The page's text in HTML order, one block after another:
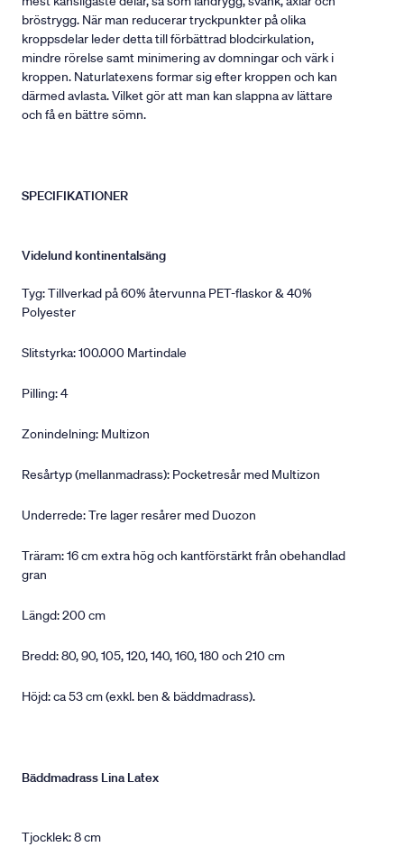
bröstrygg. När man reducerar tryckpunkter på olika
kroppsdelar leder detta till förbättrad blodcirkulation,
mindre rörelse samt minimering av domningar och värk i
kroppen. Naturlatexens formar sig efter kroppen och kan
därmed avlasta. Vilket gör att man kan slappna av lättare
och få en bättre sömn.
SPECIFIKATIONER
Videlund kontinentalsäng
Tyg: Tillverkad på 60% återvunna PET-flaskor & 40%
Polyester
Slitstyrka: 100.000 Martindale
Pilling: 4
Zonindelning: Multizon
Resårtyp (mellanmadrass): Pocketresår med Multizon
Underrede: Tre lager resårer med Duozon
Träram: 16 cm extra hög och kantförstärkt från obehandlad
gran
Längd: 200 cm
Bredd: 80, 90, 105, 120, 140, 160, 180 och 210 cm
Höjd: ca 53 cm (exkl. ben & bäddmadrass).
Bäddmadrass Lina Latex
Tjocklek: 8 cm